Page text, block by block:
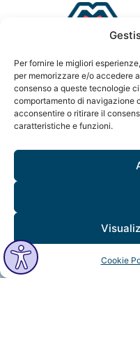
Per fornire le migliori
per memorizzare e/o accedere
consenso a queste tecnologie
comportamento di navigazione
acconsentire o ritirare il
caratteristiche e funzioni.
Cookie
info@mindfulvision.it
MindfulVision srl
“Società Benefit”
Via Monte Rosa 21,
C.F. / P. IVA:
MindfulVision ©